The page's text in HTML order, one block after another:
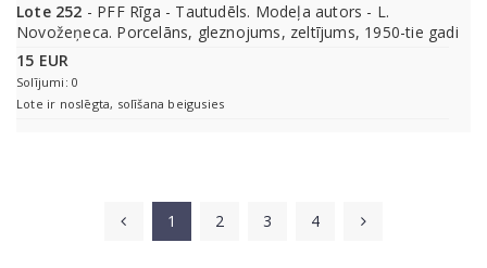
Lote 252 - PFF Rīga - Tautudēls. Modeļa autors - L.
Novožeņeca. Porcelāns, gleznojums, zeltījums, 1950-tie gadi
15 EUR
Solījumi: 0
Lote ir noslēgta, solīšana beigusies
1 2 3 4